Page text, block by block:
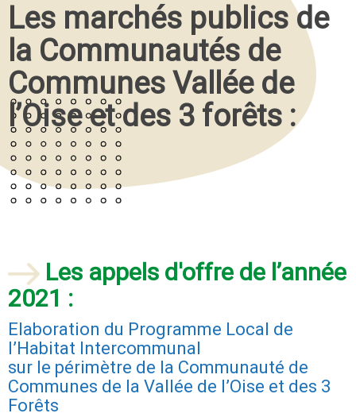
Les marchés publics de
la Communautés de
Communes Vallée de
l’Oise et des 3 forêts :
Les appels d'offre de l’année
2021 :
Elaboration du Programme Local de
l’Habitat Intercommunal
sur le périmètre de la Communauté de
Communes de la Vallée de l’Oise et des 3
Forêts